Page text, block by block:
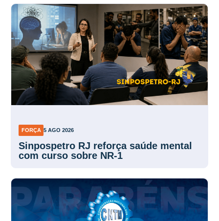
FORÇA 5 AGO 2026
Sinpospetro RJ reforça saúde mental
com curso sobre NR-1